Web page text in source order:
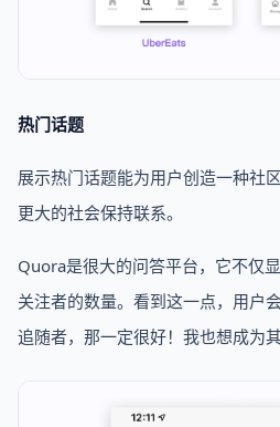
热门话题
展示热门话题能为用户创造一种社
更大的社会保持联系。
Quora是很大的问答平台，它不仅
关注者的数量。看到这一点，用户
追随者，那一定很好！我也想成为